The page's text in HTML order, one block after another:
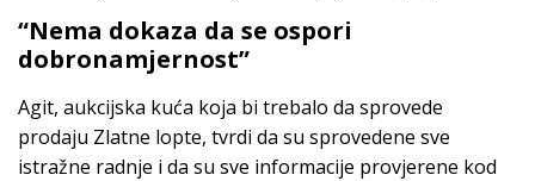
“Nema dokaza da se ospori
dobronamjernost”
Agit, aukcijska kuća koja bi trebalo da sprovede
prodaju Zlatne lopte, tvrdi da su sprovedene sve
istražne radnje i da su sve informacije provjerene kod